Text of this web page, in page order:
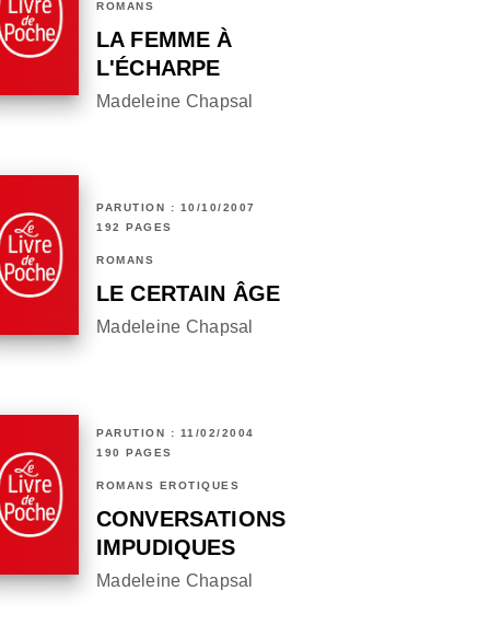
ROMANS
LA FEMME À
L'ÉCHARPE
Madeleine Chapsal
PARUTION : 10/10/2007
192 PAGES
ROMANS
LE CERTAIN ÂGE
Madeleine Chapsal
PARUTION : 11/02/2004
190 PAGES
ROMANS ÉROTIQUES
CONVERSATIONS
IMPUDIQUES
Madeleine Chapsal